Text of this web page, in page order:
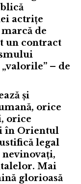
actrițe
de
un contract
– de
și
orice
orice
în Orientul
legal
Mai
glorioasă